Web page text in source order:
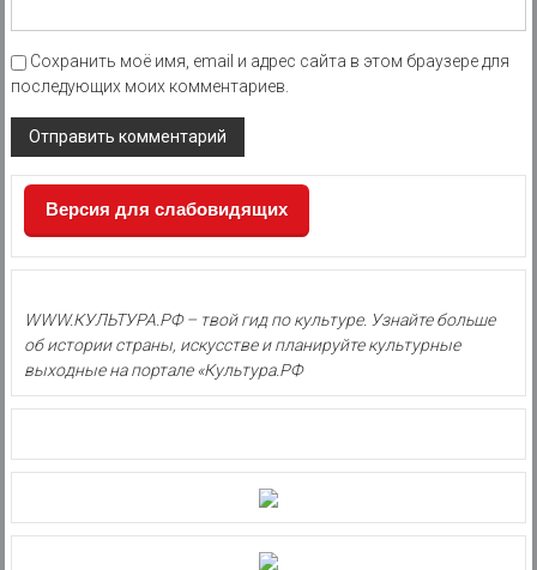
Сохранить моё имя, email и адрес сайта в этом браузере для
последующих моих комментариев.
Версия для слабовидящих
WWW.КУЛЬТУРА.РФ – твой гид по культуре. Узнайте больше
об истории страны, искусстве и планируйте культурные
выходные на портале «Культура.РФ